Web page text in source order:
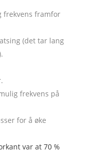
frekvens framfor
(det tar lang
frekvens på
for å øke
var at 70 %